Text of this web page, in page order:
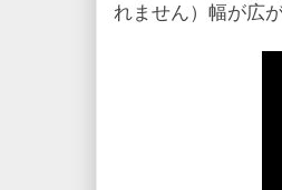
れません）幅が広